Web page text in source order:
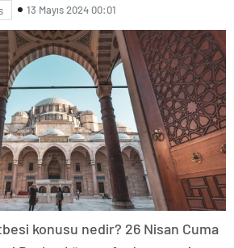
13 Mayıs 2024 00:01
konusu nedir? 26 Nisan Cuma